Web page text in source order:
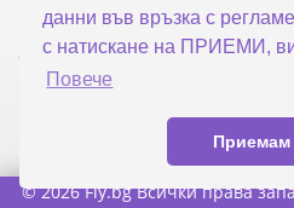
данни във връзка с
с натискане на ПРИЕМИ,
Повече
Приемам
тел: 052 321 321
office@fly.bg
© 2026 Fly.bg Всички права